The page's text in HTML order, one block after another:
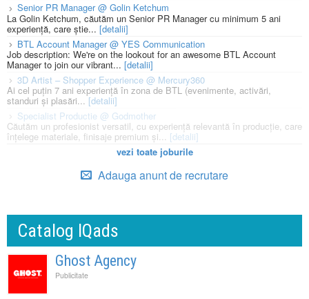
Senior PR Manager @ Golin Ketchum
La Golin Ketchum, căutăm un Senior PR Manager cu minimum 5 ani
experiență, care știe... [detalii]
BTL Account Manager @ YES Communication
Job description: We're on the lookout for an awesome BTL Account
Manager to join our vibrant... [detalii]
3D Artist – Shopper Experience @ Mercury360
Ai cel puțin 7 ani experiență în zona de BTL (evenimente, activări,
standuri și plasări...[detalii]
Specialist Productie @ Godmother
Căutăm un profesionist versatil, cu experiență relevantă în producție, care
înțelege materiale, finisaje premium și... [detalii]
vezi toate joburile
Adauga anunt de recrutare
Catalog IQads
Ghost Agency
Publicitate